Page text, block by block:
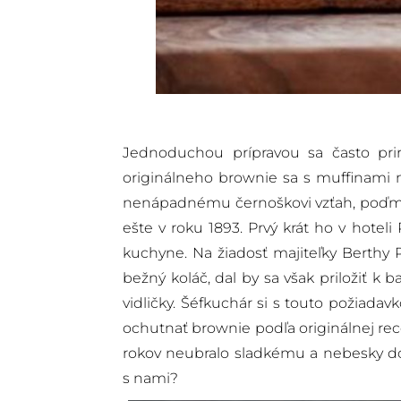
Jednoduchou prípravou sa často
originálneho brownie sa s muffinami
nenápadnému černoškovi vzťah,
ešte v roku 1893. Prvý krát ho v
kuchyne. Na žiadosť majiteľky
bežný koláč, dal by sa však priložiť k
vidličky. Šéfkuchár si s touto
ochutnať brownie podľa originálnej
rokov neubralo sladkému a nebesky
s nami?